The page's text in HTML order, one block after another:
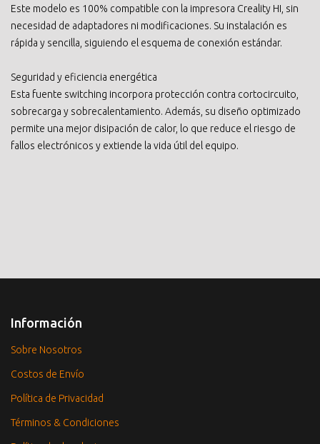
Este modelo es 100% compatible con la impresora Creality HI, sin
necesidad de adaptadores ni modificaciones. Su instalación es
rápida y sencilla, siguiendo el esquema de conexión estándar.
Seguridad y eficiencia energética
Esta fuente switching incorpora protección contra cortocircuito,
sobrecarga y sobrecalentamiento. Además, su diseño optimizado
permite una mejor disipación de calor, lo que reduce el riesgo de
fallos electrónicos y extiende la vida útil del equipo.
Información
Sobre Nosotros
Costos de Envío
Política de Privacidad
Términos & Condiciones